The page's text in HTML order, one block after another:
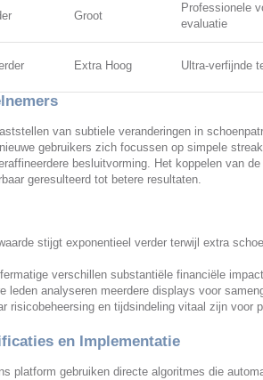
Groot
Professionele
evaluatie
Extra Hoog Ultra-verfijnde
van subtiele veranderingen in
gebruikers zich focussen op simpele
besluitvorming. Het koppelen van de
geresulteerd tot betere resultaten.
stijgt exponentieel verder terwijl extra
verschillen substantiële financiële
leden analyseren meerdere displays voor
risicobeheersing en tijdsindeling vitaal zijn voor
en Implementatie
platform gebruiken directe algoritmes die